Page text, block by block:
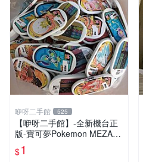
咿呀二手館 525
【咿呀二手館】-全新機台正
版-寶可夢Pokemon MEZAST
AR星塵寶可夢卡匣- 混各彈星
塵寶可夢卡匣- 2.3.4星隨機
$1